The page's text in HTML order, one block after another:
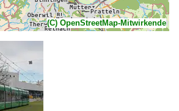
(C) OpenStreetMap-Mitwirkende